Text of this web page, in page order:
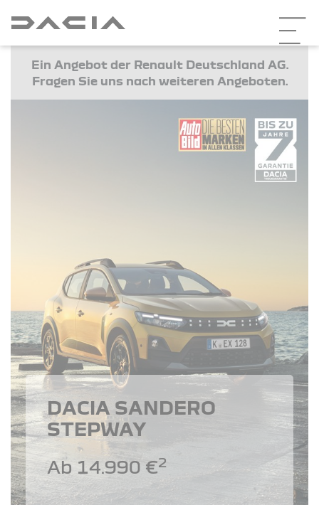
Ein Angebot der Renault Deutschland AG.
Fragen Sie uns nach weiteren Angeboten.
DACIA SANDERO
STEPWAY
Ab 14.990 €2